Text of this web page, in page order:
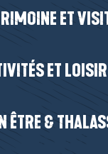
ET
ET
ÊTRE &